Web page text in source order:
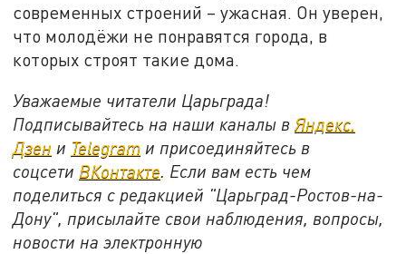
современных строений – ужасная. Он уверен,
что молодёжи не понравятся города, в
которых строят такие дома.
Уважаемые читатели Царьграда!
Подписывайтесь на наши каналы вЯндекс.
Дзен и Telegram и присоединяйтесь в
соцсети ВКонтакте. Если вам есть чем
поделиться с редакцией "Царьград-Ростов-на-
Дону", присылайте свои наблюдения, вопросы,
новости на электронную